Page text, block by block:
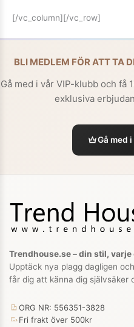
[/vc_column][/vc_row]
BLI MEDLEM FÖR ATT TA
Gå med i vår VIP-klubb och få
exklusiva
Gå med
Trendhouse.se – din stil, varje
Upptäck nya plagg dagligen
får dig att känna dig självsäker
ORG NR: 556351-3828
Fri frakt över 500kr